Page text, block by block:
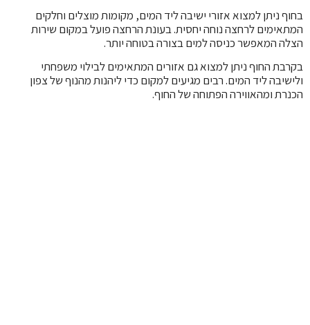
בחוף ניתן למצוא אזורי ישיבה ליד המים, מקומות מוצלים וחלקים
המתאימים לרחצה נוחה יחסית. בעונת הרחצה פועל במקום שירות
הצלה המאפשר כניסה למים בצורה בטוחה יותר.
בקרבת החוף ניתן למצוא גם אזורים המתאימים לבילוי משפחתי
ולישיבה ליד המים. רבים מגיעים למקום כדי ליהנות מהנוף של צפון
הכנרת ומהאווירה הפתוחה של החוף.